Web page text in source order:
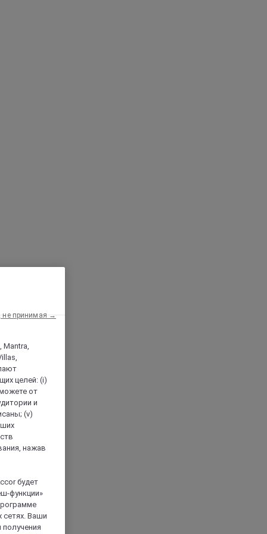
Mantra,
целей: (i)
от
и
(v)
нажав
будет
функции»
сетях. Ваши
не принимая →